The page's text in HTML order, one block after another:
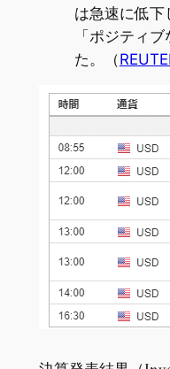
は急速に低下
「ポジティ
た。（